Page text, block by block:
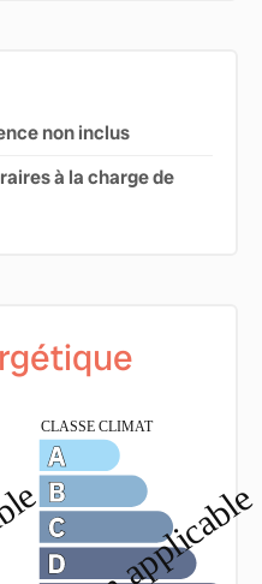
non inclus
à la charge de